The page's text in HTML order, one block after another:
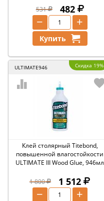
531 482
+
−
Купить
ULTIMATE946 Скидка 19%
Клей столярный Titebond,
повышенной влагостойкости
ULTIMATE III Wood Glue, 946мл
1 800 1 512
+
−